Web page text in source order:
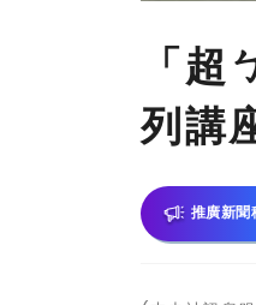
「
列
推廣新聞